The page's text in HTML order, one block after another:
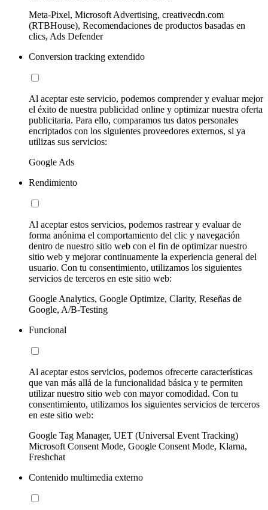
Meta-Pixel, Microsoft Advertising, creativecdn.com
(RTBHouse), Recomendaciones de productos basadas en
clics, Ads Defender
Conversion tracking extendido
Al aceptar este servicio, podemos comprender y evaluar mejor
el éxito de nuestra publicidad online y optimizar nuestra oferta
publicitaria. Para ello, comparamos tus datos personales
encriptados con los siguientes proveedores externos, si ya
utilizas sus servicios:
Google Ads
Rendimiento
Al aceptar estos servicios, podemos rastrear y evaluar de
forma anónima el comportamiento del clic y navegación
dentro de nuestro sitio web con el fin de optimizar nuestro
sitio web y mejorar continuamente la experiencia general del
usuario. Con tu consentimiento, utilizamos los siguientes
servicios de terceros en este sitio web:
Google Analytics, Google Optimize, Clarity, Reseñas de
Google, A/B-Testing
Funcional
Al aceptar estos servicios, podemos ofrecerte características
que van más allá de la funcionalidad básica y te permiten
utilizar nuestro sitio web con mayor comodidad. Con tu
consentimiento, utilizamos los siguientes servicios de terceros
en este sitio web:
Google Tag Manager, UET (Universal Event Tracking)
Microsoft Consent Mode, Google Consent Mode, Klarna,
Freshchat
Contenido multimedia externo